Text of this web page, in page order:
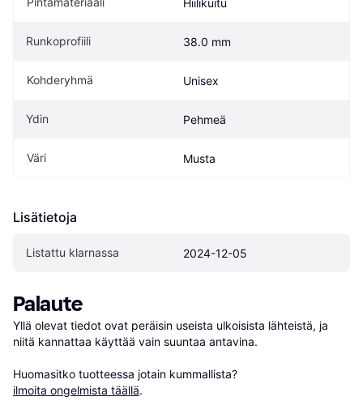
Runkoprofiili 38.0 mm
Kohderyhmä Unisex
Ydin Pehmeä
Väri Musta
Lisätietoja
Listattu klarnassa 2024-12-05
Palaute
Yllä olevat tiedot ovat peräisin useista ulkoisista lähteistä, ja
niitä kannattaa käyttää vain suuntaa antavina.
Huomasitko tuotteessa jotain kummallista?
ilmoita ongelmista täällä.